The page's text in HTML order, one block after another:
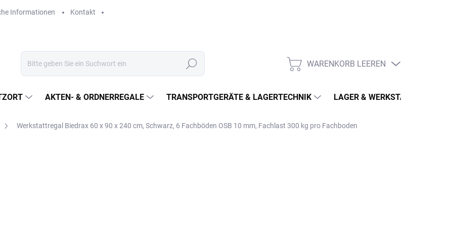
Informationen Kontakt
Suchen WARENKORB
WARENKORB LEEREN
AKTEN- & ORDNERREGALE TRANSPORTGERÄTE & LAGERTECHNIK LAGER & WERKSTATT
Werkstattregal Biedrax 60 x 90 x 240 cm, Schwarz, 6 Fachböden OSB 10 mm, Fachlast 300 kg pro Fachboden